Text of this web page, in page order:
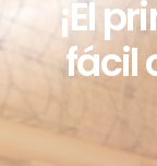
¡El
fácil